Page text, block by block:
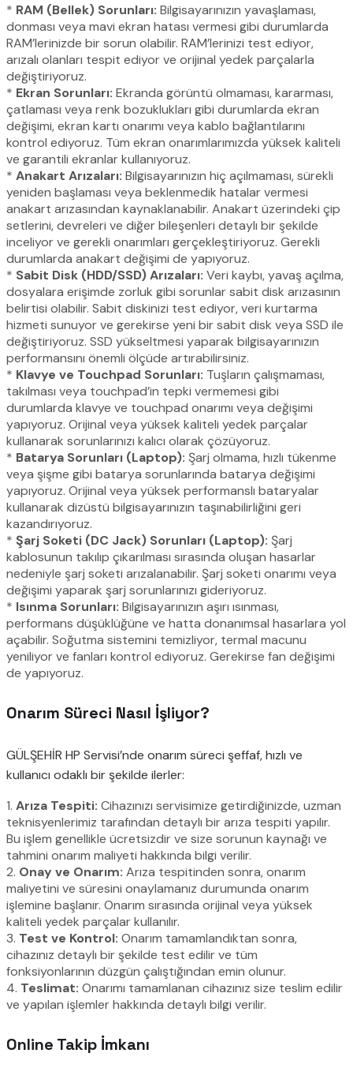
* RAM (Bellek) Sorunları: Bilgisayarınızın yavaşlaması,
donması veya mavi ekran hatası vermesi gibi durumlarda
RAM’lerinizde bir sorun olabilir. RAM’lerinizi test ediyor,
arızalı olanları tespit ediyor ve orijinal yedek parçalarla
değiştiriyoruz.
* Ekran Sorunları: Ekranda görüntü olmaması, kararması,
çatlaması veya renk bozuklukları gibi durumlarda ekran
değişimi, ekran kartı onarımı veya kablo bağlantılarını
kontrol ediyoruz. Tüm ekran onarımlarımızda yüksek kaliteli
ve garantili ekranlar kullanıyoruz.
* Anakart Arızaları: Bilgisayarınızın hiç açılmaması, sürekli
yeniden başlaması veya beklenmedik hatalar vermesi
anakart arızasından kaynaklanabilir. Anakart üzerindeki çip
setlerini, devreleri ve diğer bileşenleri detaylı bir şekilde
inceliyor ve gerekli onarımları gerçekleştiriyoruz. Gerekli
durumlarda anakart değişimi de yapıyoruz.
* Sabit Disk (HDD/SSD) Arızaları: Veri kaybı, yavaş açılma,
dosyalara erişimde zorluk gibi sorunlar sabit disk arızasının
belirtisi olabilir. Sabit diskinizi test ediyor, veri kurtarma
hizmeti sunuyor ve gerekirse yeni bir sabit disk veya SSD ile
değiştiriyoruz. SSD yükseltmesi yaparak bilgisayarınızın
performansını önemli ölçüde artırabilirsiniz.
* Klavye ve Touchpad Sorunları: Tuşların çalışmaması,
takılması veya touchpad’in tepki vermemesi gibi
durumlarda klavye ve touchpad onarımı veya değişimi
yapıyoruz. Orijinal veya yüksek kaliteli yedek parçalar
kullanarak sorunlarınızı kalıcı olarak çözüyoruz.
* Batarya Sorunları (Laptop): Şarj olmama, hızlı tükenme
veya şişme gibi batarya sorunlarında batarya değişimi
yapıyoruz. Orijinal veya yüksek performanslı bataryalar
kullanarak dizüstü bilgisayarınızın taşınabilirliğini geri
kazandırıyoruz.
* Şarj Soketi (DC Jack) Sorunları (Laptop): Şarj
kablosunun takılıp çıkarılması sırasında oluşan hasarlar
nedeniyle şarj soketi arızalanabilir. Şarj soketi onarımı veya
değişimi yaparak şarj sorunlarınızı gideriyoruz.
* Isınma Sorunları: Bilgisayarınızın aşırı ısınması,
performans düşüklüğüne ve hatta donanımsal hasarlara yol
açabilir. Soğutma sistemini temizliyor, termal macunu
yeniliyor ve fanları kontrol ediyoruz. Gerekirse fan değişimi
de yapıyoruz.
Onarım Süreci Nasıl İşliyor?
GÜLŞEHİR HP Servisi’nde onarım süreci şeffaf, hızlı ve
kullanıcı odaklı bir şekilde ilerler:
1. Arıza Tespiti: Cihazınızı servisimize getirdiğinizde, uzman
teknisyenlerimiz tarafından detaylı bir arıza tespiti yapılır.
Bu işlem genellikle ücretsizdir ve size sorunun kaynağı ve
tahmini onarım maliyeti hakkında bilgi verilir.
2. Onay ve Onarım: Arıza tespitinden sonra, onarım
maliyetini ve süresini onaylamanız durumunda onarım
işlemine başlanır. Onarım sırasında orijinal veya yüksek
kaliteli yedek parçalar kullanılır.
3. Test ve Kontrol: Onarım tamamlandıktan sonra,
cihazınız detaylı bir şekilde test edilir ve tüm
fonksiyonlarının düzgün çalıştığından emin olunur.
4. Teslimat: Onarımı tamamlanan cihazınız size teslim edilir
ve yapılan işlemler hakkında detaylı bilgi verilir.
Online Takip İmkanı